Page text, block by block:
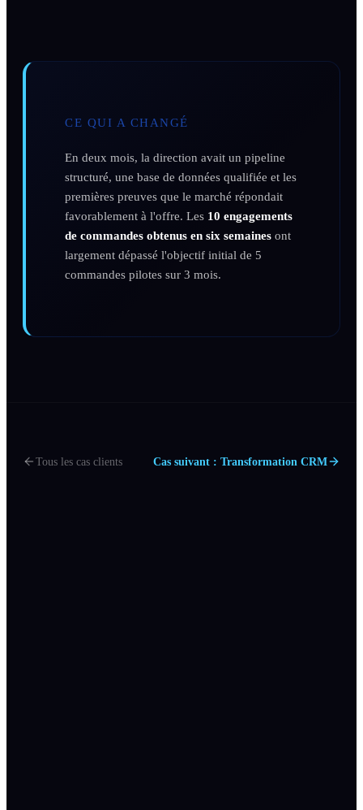
CE QUI A CHANGÉ
En deux mois, la direction avait un pipeline
structuré, une base de données qualifiée et les
premières preuves que le marché répondait
favorablement à l'offre. Les 10 engagements
de commandes obtenus en six semaines ont
largement dépassé l'objectif initial de 5
commandes pilotes sur 3 mois.
Tous les cas clients Cas suivant : Transformation CRM